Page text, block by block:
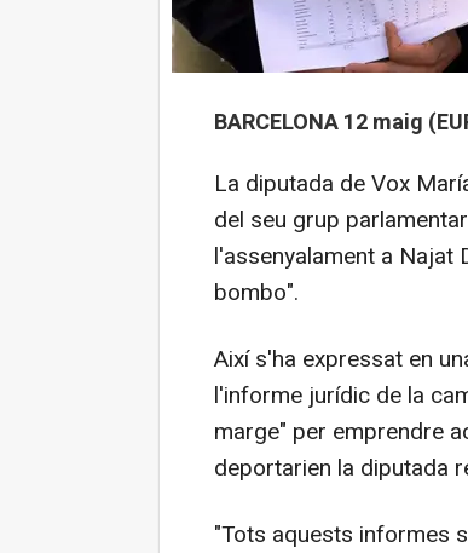
BARCELONA 12 maig
La diputada de Vox
del seu grup
l'assenyalament a Najat
bombo".
Així s'ha expressat en
l'informe jurídic de la
marge" per emprendre
deportarien la diputada
"Tots aquests informes